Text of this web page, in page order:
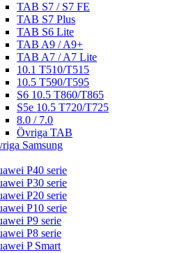
TAB S7 / S7 FE
TAB S7 Plus
TAB S6 Lite
TAB A9 / A9+
TAB A7 / A7 Lite
10.1 T510/T515
10.5 T590/T595
S6 10.5 T860/T865
S5e 10.5 T720/T725
8.0 / 7.0
Övriga TAB
Samsung
P40 serie
P30 serie
P20 serie
P10 serie
P9 serie
P8 serie
P Smart